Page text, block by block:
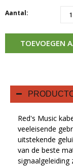
Aantal:
TOEVOEGEN
Red's Music
veeleisende
uitstekende
van de beste